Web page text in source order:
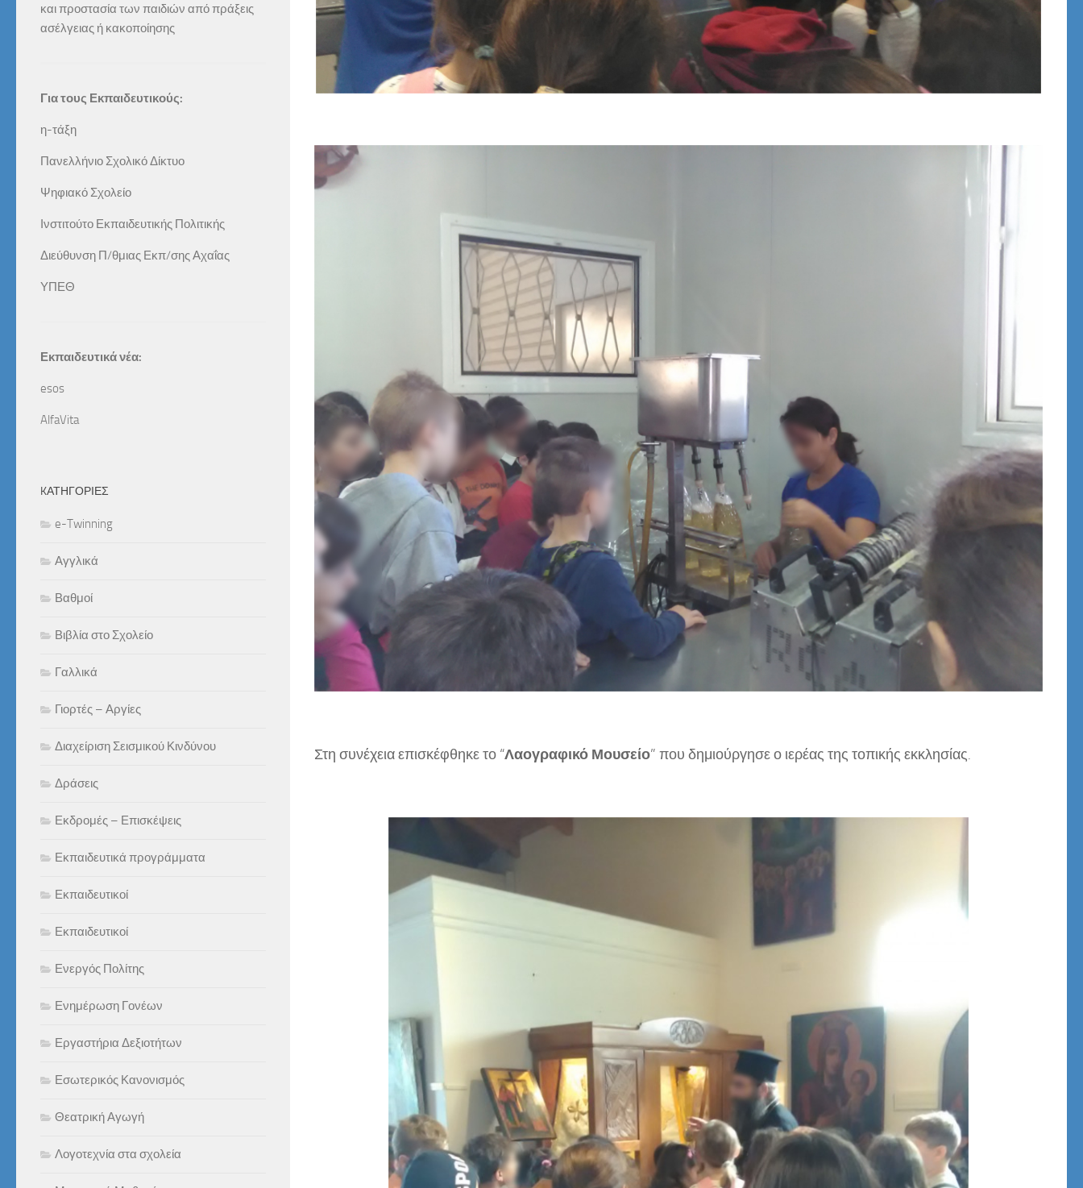
Στη συνέχεια επισκέφθηκε το “Λαογραφικό Μουσείο” που δημιούργησε ο ιερέας της τοπικής εκκλησίας.
και προστασία των παιδιών από πράξεις
ασέλγειας ή κακοποίησης
Για τους Εκπαιδευτικούς:
η-τάξη
Πανελλήνιο Σχολικό Δίκτυο
Ψηφιακό Σχολείο
Ινστιτούτο Εκπαιδευτικής Πολιτικής
Διεύθυνση Π/θμιας Εκπ/σης Αχαΐας
ΥΠΕΘ
Εκπαιδευτικά νέα:
esos
AlfaVita
KΑΤΗΓΟΡΊΕΣ
e-Twinning
Αγγλικά
Βαθμοί
Βιβλία στο Σχολείο
Γαλλικά
Γιορτές – Αργίες
Διαχείριση Σεισμικού Κινδύνου
Δράσεις
Εκδρομές – Επισκέψεις
Εκπαιδευτικά προγράμματα
Εκπαιδευτικοί
Εκπαιδευτικοί
Ενεργός Πολίτης
Ενημέρωση Γονέων
Εργαστήρια Δεξιοτήτων
Εσωτερικός Κανονισμός
Θεατρική Αγωγή
Λογοτεχνία στα σχολεία